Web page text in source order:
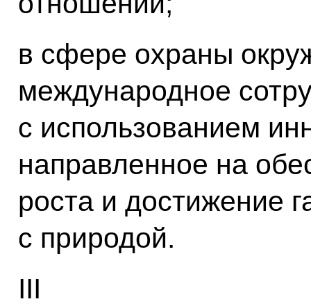
в сфере охраны
международное
с использованием
направленное на
роста и достижение
с природой.
III